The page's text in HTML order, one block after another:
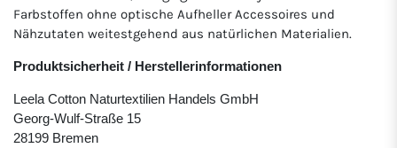
Farbstoffen ohne optische Aufheller Accessoires und
Nähzutaten weitestgehend aus natürlichen Materialien.
Produktsicherheit / Herstellerinformationen
Leela Cotton Naturtextilien Handels GmbH
Georg-Wulf-Straße 15
28199 Bremen